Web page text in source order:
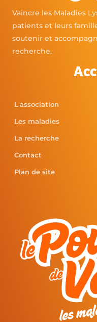
Vaincre les Maladies
patients et leurs
soutenir et
recherche.
L'association
Les maladies
La recherche
Contact
Plan de site